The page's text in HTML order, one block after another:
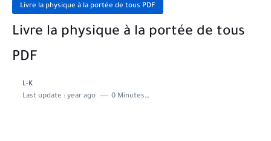
Livre la physique à la portée de tous PDF
Livre la physique à la portée de tous
PDF
L-K
Last update : year ago 0 Minutes to read